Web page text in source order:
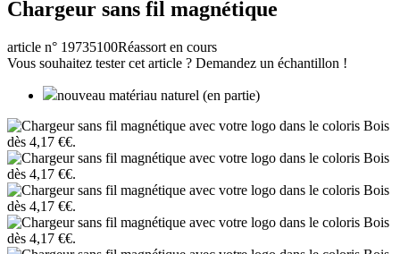
Chargeur sans fil magnétique
article n° 19735100Réassort en cours
Vous souhaitez tester cet article ? Demandez un échantillon !
nouveau matériau naturel (en partie)